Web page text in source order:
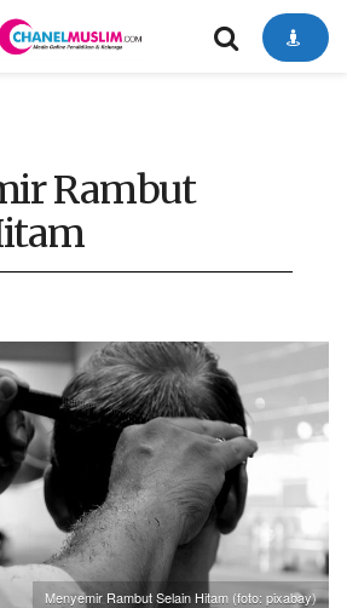
Rambut
Menyemir Rambut Selain Hitam (foto: pixabay)